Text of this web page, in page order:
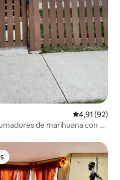
Calificación
4,91 (92)
de marihuana con 2
más destacados